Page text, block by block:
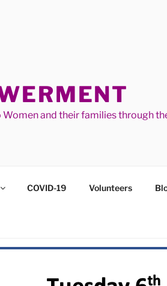
and their families through
COVID-19 Volunteers